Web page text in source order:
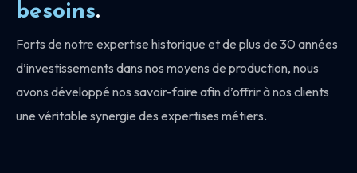
besoins.
Forts de notre expertise historique et de plus de 30 années
d’investissements dans nos moyens de production, nous
avons développé nos savoir-faire afin d’offrir à nos clients
une véritable synergie des expertises métiers.